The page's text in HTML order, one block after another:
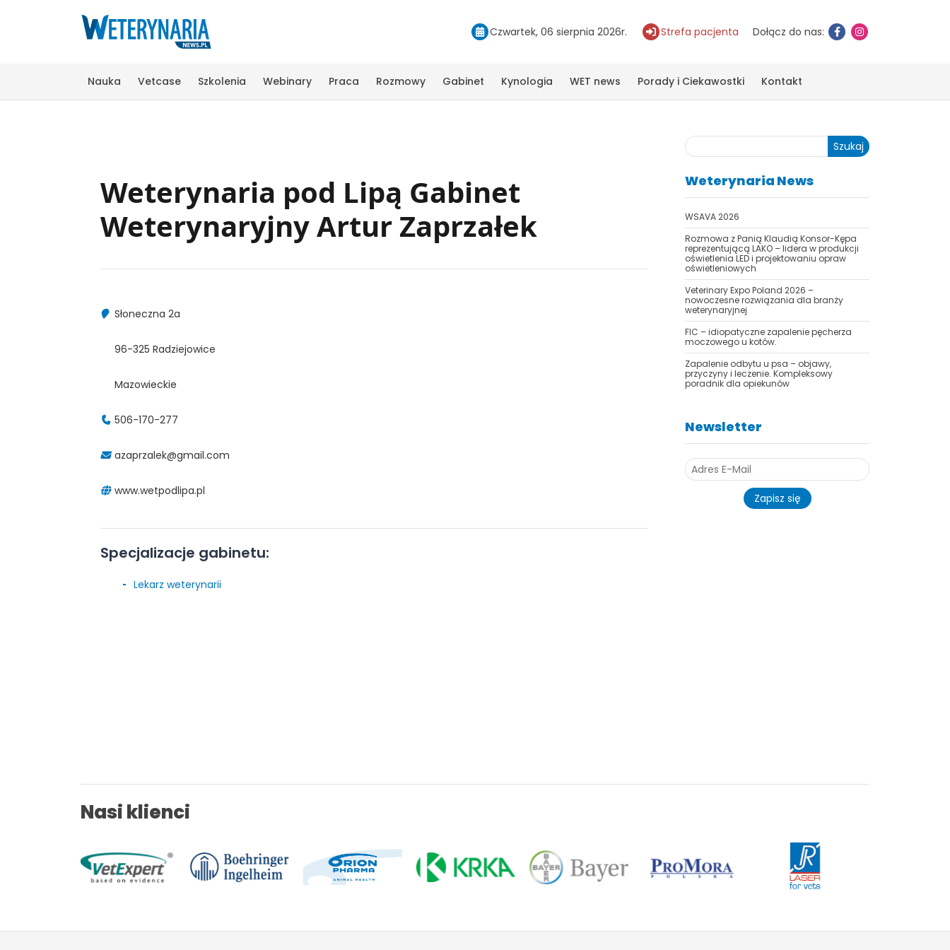
Czwartek, 06 sierpnia 2026r. Strefa pacjenta Dołącz do nas:
Nauka Vetcase Szkolenia Webinary Praca Rozmowy Gabinet Kynologia WET news Porady i Ciekawostki Kontakt
Weterynaria pod Lipą Gabinet
Weterynaryjny Artur Zaprzałek
Słoneczna 2a
96-325 Radziejowice
Mazowieckie
506-170-277
azaprzalek@gmail.com
www.wetpodlipa.pl
Specjalizacje gabinetu:
Lekarz weterynarii
Szukaj
Weterynaria News
WSAVA 2026
Rozmowa z Panią Klaudią Konsor-Kępa
reprezentującą LAKO – lidera w produkcji
oświetlenia LED i projektowaniu opraw
oświetleniowych
Veterinary Expo Poland 2026 –
nowoczesne rozwiązania dla branży
weterynaryjnej
FIC – idiopatyczne zapalenie pęcherza
moczowego u kotów.
Zapalenie odbytu u psa – objawy,
przyczyny i leczenie. Kompleksowy
poradnik dla opiekunów
Newsletter
Zapisz się
Nasi klienci